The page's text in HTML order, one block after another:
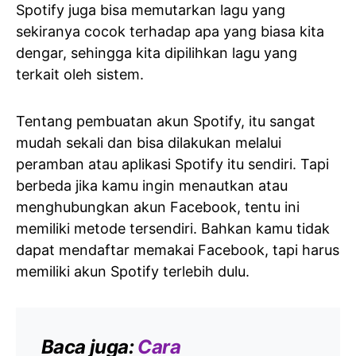
Spotify juga bisa memutarkan lagu yang
sekiranya cocok terhadap apa yang biasa kita
dengar, sehingga kita dipilihkan lagu yang
terkait oleh sistem.
Tentang pembuatan akun Spotify, itu sangat
mudah sekali dan bisa dilakukan melalui
peramban atau aplikasi Spotify itu sendiri. Tapi
berbeda jika kamu ingin menautkan atau
menghubungkan akun Facebook, tentu ini
memiliki metode tersendiri. Bahkan kamu tidak
dapat mendaftar memakai Facebook, tapi harus
memiliki akun Spotify terlebih dulu.
Baca juga:Cara